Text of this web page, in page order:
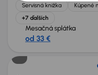
Servisná knižka Kúpené
+7 ďalších
Mesačná splátka
od 33 €
Zlacnené o 1 000 €